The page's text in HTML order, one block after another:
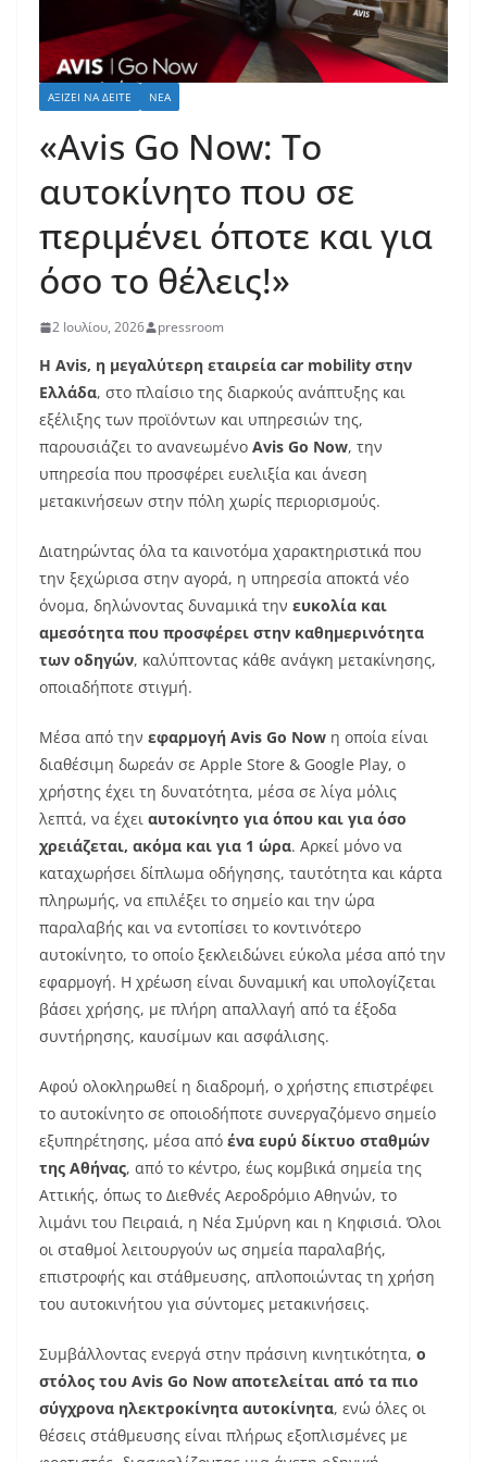
ΑΞΊΖΕΙ ΝΑ ΔΕΊΤΕ ΝΈΑ
«Avis Go Now: Το
αυτοκίνητο που σε
περιμένει όποτε και για
όσο το θέλεις!»
2 Ιουλίου, 2026 pressroom
Η Avis, η μεγαλύτερη εταιρεία car mobility στην
Ελλάδα, στο πλαίσιο της διαρκούς ανάπτυξης και
εξέλιξης των προϊόντων και υπηρεσιών της,
παρουσιάζει το ανανεωμένο Avis Go Now, την
υπηρεσία που προσφέρει ευελιξία και άνεση
μετακινήσεων στην πόλη χωρίς περιορισμούς.
Διατηρώντας όλα τα καινοτόμα χαρακτηριστικά που
την ξεχώρισα στην αγορά, η υπηρεσία αποκτά νέο
όνομα, δηλώνοντας δυναμικά την ευκολία και
αμεσότητα που προσφέρει στην καθημερινότητα
των οδηγών, καλύπτοντας κάθε ανάγκη μετακίνησης,
οποιαδήποτε στιγμή.
Μέσα από την εφαρμογή Avis Go Now η οποία είναι
διαθέσιμη δωρεάν σε Apple Store & Google Play, ο
χρήστης έχει τη δυνατότητα, μέσα σε λίγα μόλις
λεπτά, να έχει αυτοκίνητο για όπου και για όσο
χρειάζεται, ακόμα και για 1 ώρα. Αρκεί μόνο να
καταχωρήσει δίπλωμα οδήγησης, ταυτότητα και κάρτα
πληρωμής, να επιλέξει το σημείο και την ώρα
παραλαβής και να εντοπίσει το κοντινότερο
αυτοκίνητο, το οποίο ξεκλειδώνει εύκολα μέσα από την
εφαρμογή. Η χρέωση είναι δυναμική και υπολογίζεται
βάσει χρήσης, με πλήρη απαλλαγή από τα έξοδα
συντήρησης, καυσίμων και ασφάλισης.
Αφού ολοκληρωθεί η διαδρομή, ο χρήστης επιστρέφει
το αυτοκίνητο σε οποιοδήποτε συνεργαζόμενο σημείο
εξυπηρέτησης, μέσα από ένα ευρύ δίκτυο σταθμών
της Αθήνας, από το κέντρο, έως κομβικά σημεία της
Αττικής, όπως το Διεθνές Αεροδρόμιο Αθηνών, το
λιμάνι του Πειραιά, η Νέα Σμύρνη και η Κηφισιά. Όλοι
οι σταθμοί λειτουργούν ως σημεία παραλαβής,
επιστροφής και στάθμευσης, απλοποιώντας τη χρήση
του αυτοκινήτου για σύντομες μετακινήσεις.
Συμβάλλοντας ενεργά στην πράσινη κινητικότητα, ο
στόλος του Avis Go Now αποτελείται από τα πιο
σύγχρονα ηλεκτροκίνητα αυτοκίνητα, ενώ όλες οι
θέσεις στάθμευσης είναι πλήρως εξοπλισμένες με